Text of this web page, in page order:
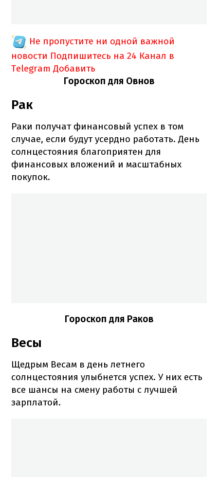
Не пропустите ни одной важной
новости Подпишитесь на 24 Канал в
Telegram Добавить
Гороскоп для Овнов
Рак
Раки получат финансовый успех в том
случае, если будут усердно работать. День
солнцестояния благоприятен для
финансовых вложений и масштабных
покупок.
Гороскоп для Раков
Весы
Щедрым Весам в день летнего
солнцестояния улыбнется успех. У них есть
все шансы на смену работы с лучшей
зарплатой.